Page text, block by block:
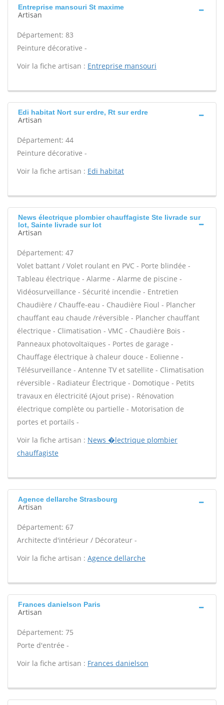
Entreprise mansouri St maxime
Artisan
Département: 83
Peinture décorative -
Voir la fiche artisan : Entreprise mansouri
Edi habitat Nort sur erdre, Rt sur erdre
Artisan
Département: 44
Peinture décorative -
Voir la fiche artisan : Edi habitat
News électrique plombier chauffagiste Ste livrade sur
lot, Sainte livrade sur lot
Artisan
Département: 47
Volet battant / Volet roulant en PVC - Porte blindée -
Tableau électrique - Alarme - Alarme de piscine -
Vidéosurveillance - Sécurité incendie - Entretien
Chaudière / Chauffe-eau - Chaudière Fioul - Plancher
chauffant eau chaude /réversible - Plancher chauffant
électrique - Climatisation - VMC - Chaudière Bois -
Panneaux photovoltaïques - Portes de garage -
Chauffage électrique à chaleur douce - Eolienne -
Télésurveillance - Antenne TV et satellite - Climatisation
réversible - Radiateur Électrique - Domotique - Petits
travaux en électricité (Ajout prise) - Rénovation
électrique complète ou partielle - Motorisation de
portes et portails -
Voir la fiche artisan : News �lectrique plombier
chauffagiste
Agence dellarche Strasbourg
Artisan
Département: 67
Architecte d'intérieur / Décorateur -
Voir la fiche artisan : Agence dellarche
Frances danielson Paris
Artisan
Département: 75
Porte d'entrée -
Voir la fiche artisan : Frances danielson